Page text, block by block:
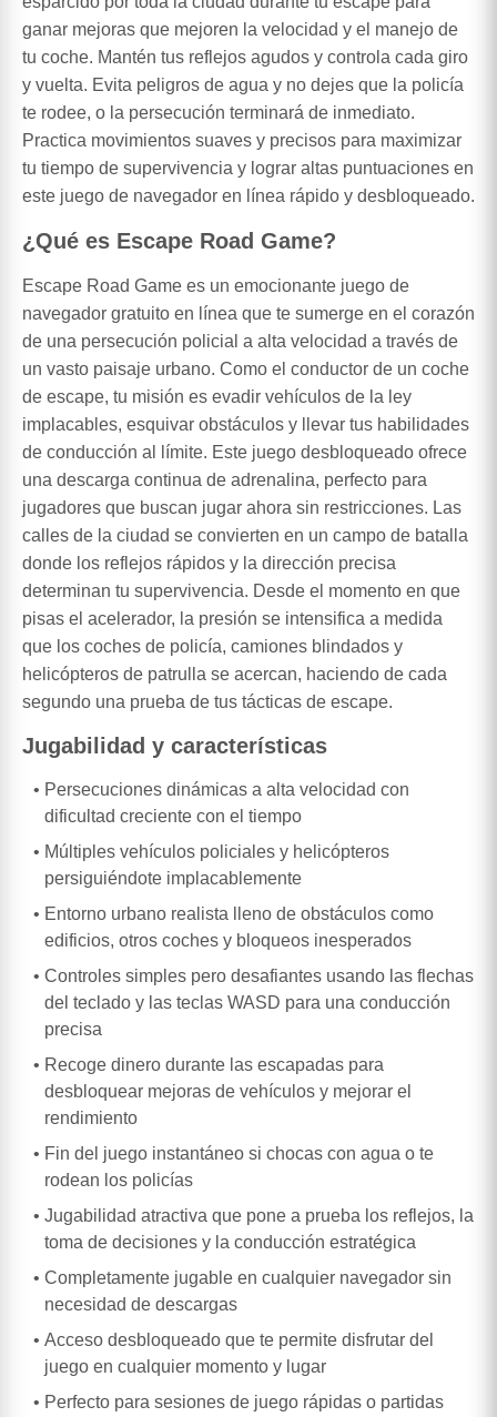
ganar mejoras que mejoren la velocidad y el manejo de
tu coche. Mantén tus reflejos agudos y controla cada giro
y vuelta. Evita peligros de agua y no dejes que la policía
te rodee, o la persecución terminará de inmediato.
Practica movimientos suaves y precisos para maximizar
tu tiempo de supervivencia y lograr altas puntuaciones en
este juego de navegador en línea rápido y desbloqueado.
¿Qué es Escape Road Game?
Escape Road Game es un emocionante juego de
navegador gratuito en línea que te sumerge en el corazón
de una persecución policial a alta velocidad a través de
un vasto paisaje urbano. Como el conductor de un coche
de escape, tu misión es evadir vehículos de la ley
implacables, esquivar obstáculos y llevar tus habilidades
de conducción al límite. Este juego desbloqueado ofrece
una descarga continua de adrenalina, perfecto para
jugadores que buscan jugar ahora sin restricciones. Las
calles de la ciudad se convierten en un campo de batalla
donde los reflejos rápidos y la dirección precisa
determinan tu supervivencia. Desde el momento en que
pisas el acelerador, la presión se intensifica a medida
que los coches de policía, camiones blindados y
helicópteros de patrulla se acercan, haciendo de cada
segundo una prueba de tus tácticas de escape.
Jugabilidad y características
Persecuciones dinámicas a alta velocidad con
dificultad creciente con el tiempo
Múltiples vehículos policiales y helicópteros
persiguiéndote implacablemente
Entorno urbano realista lleno de obstáculos como
edificios, otros coches y bloqueos inesperados
Controles simples pero desafiantes usando las flechas
del teclado y las teclas WASD para una conducción
precisa
Recoge dinero durante las escapadas para
desbloquear mejoras de vehículos y mejorar el
rendimiento
Fin del juego instantáneo si chocas con agua o te
rodean los policías
Jugabilidad atractiva que pone a prueba los reflejos, la
toma de decisiones y la conducción estratégica
Completamente jugable en cualquier navegador sin
necesidad de descargas
Acceso desbloqueado que te permite disfrutar del
juego en cualquier momento y lugar
Perfecto para sesiones de juego rápidas o partidas